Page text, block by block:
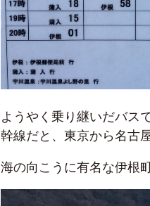
ようやく乗り継いだバス
幹線だと、東京から名古
海の向こうに有名な伊根